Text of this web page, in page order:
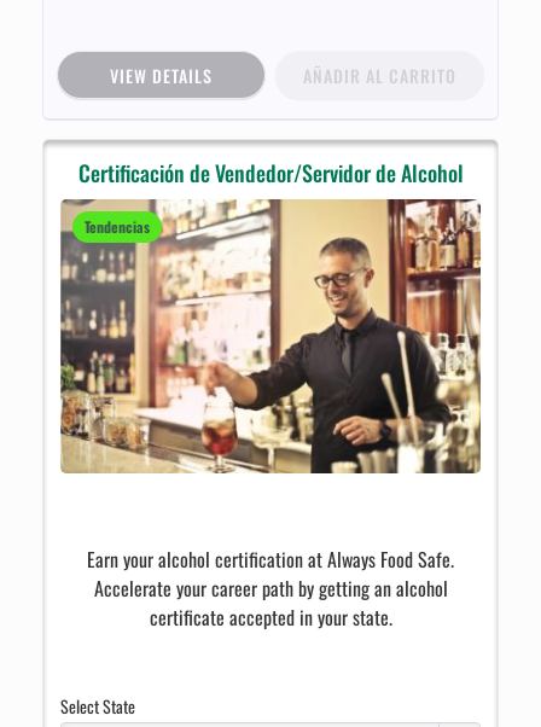
AÑADIR AL CARRITO
VIEW DETAILS
Certificación de Vendedor/Servidor de Alcohol
Tendencias
Earn your alcohol certification at Always Food Safe.
Accelerate your career path by getting an alcohol
certificate accepted in your state.
Select State